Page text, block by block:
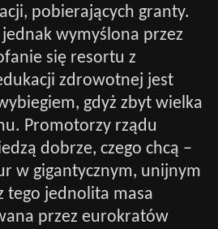
pobierających granty.
wymyślona przez
się resortu z
zdrowotnej jest
gdyż zbyt wielka
Promotorzy rządu
dobrze, czego chcą –
w gigantycznym, unijnym
tego jednolita masa
przez eurokratów